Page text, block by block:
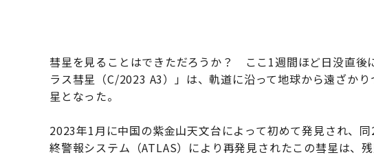
彗星を見ることはできただろうか？ ここ1週間ほど日没直後
ラス彗星（C/2023 A3）」は、軌道に沿って地球から遠ざか
星となった。
2023年1月に中国の紫金山天文台によって初めて発見され、
終警報システム（ATLAS）により再発見されたこの彗星は、